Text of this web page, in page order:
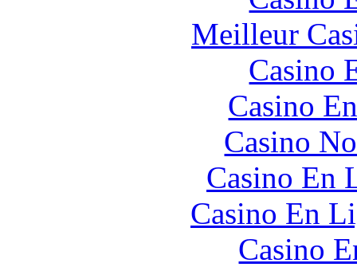
Meilleur
Casino
Casino
Casino
Casino En
Casino En
Casino